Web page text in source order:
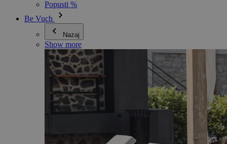
Popusti %
Be Vuch
Nazaj
Show more